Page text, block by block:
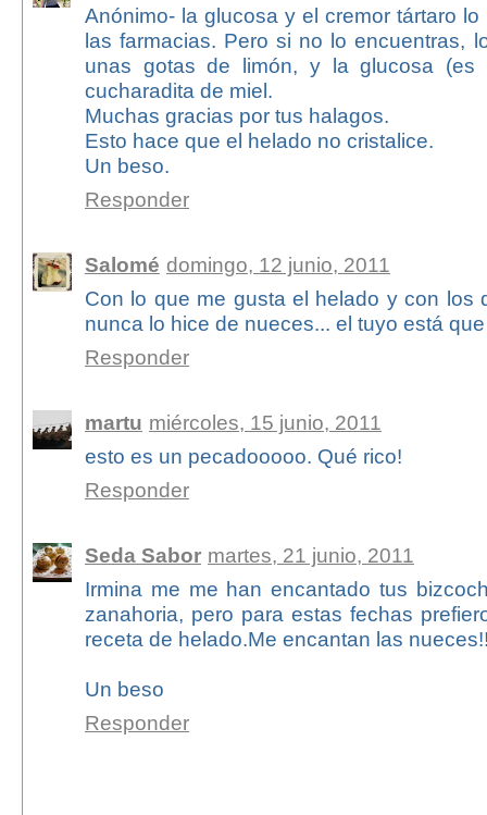
Anónimo- la glucosa y el cremor tártaro
las farmacias. Pero si no lo encuentras,
unas gotas de limón, y la glucosa (es
cucharadita de miel.
Muchas gracias por tus halagos.
Esto hace que el helado no cristalice.
Un beso.
Responder
Salomé domingo, 12 junio, 2011
Con lo que me gusta el helado y con los
nunca lo hice de nueces... el tuyo está
Responder
martu miércoles, 15 junio, 2011
esto es un pecadooooo. Qué rico!
Responder
Seda Sabor martes, 21 junio, 2011
Irmina me me han encantado tus
zanahoria, pero para estas fechas
receta de helado.Me encantan las
Un beso
Responder